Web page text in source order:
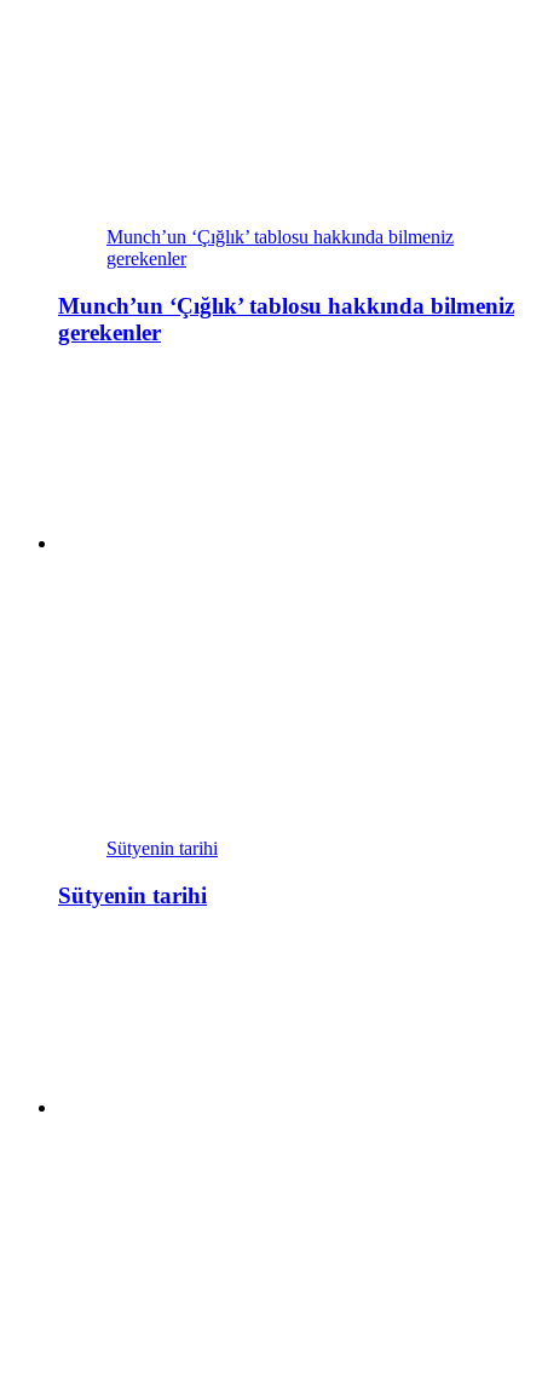
Munch’un ‘Çığlık’ tablosu hakkında bilmeniz
gerekenler
Munch’un ‘Çığlık’ tablosu hakkında bilmeniz
gerekenler
Sütyenin tarihi
Sütyenin tarihi